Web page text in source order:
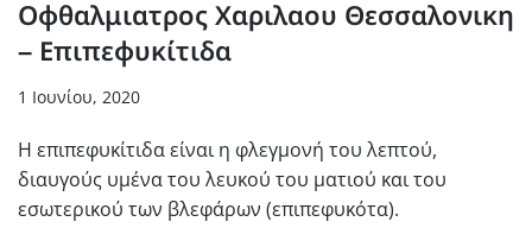
Οφθαλμιατρος Χαριλαου Θεσσαλονικη
– Επιπεφυκίτιδα
1 Ιουνίου, 2020
Η επιπεφυκίτιδα είναι η φλεγμονή του λεπτού,
διαυγούς υμένα του λευκού του ματιού και του
εσωτερικού των βλεφάρων (επιπεφυκότα).